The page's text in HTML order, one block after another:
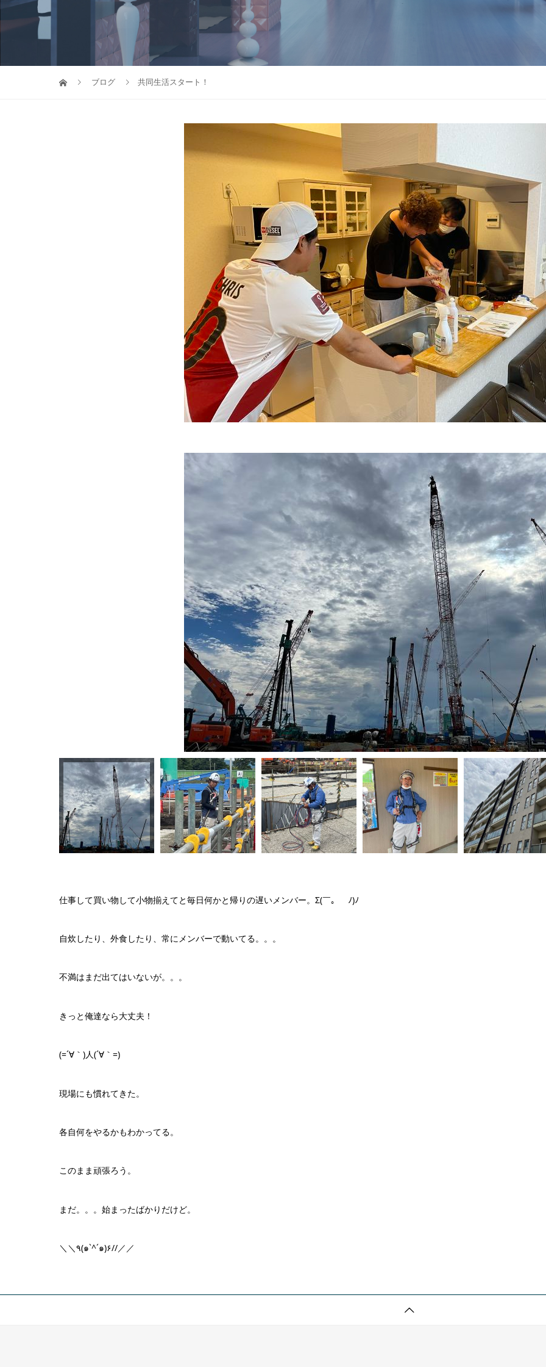
ブログ 共同生活スタート！
仕事して買い物して小物揃えてと毎日何かと帰りの遅いメンバー。Σ(￣。￣ﾉ)ﾉ
自炊したり、外食したり、常にメンバーで動いてる。。。
不満はまだ出てはいないが。。。
きっと俺達なら大丈夫！
(=´∀｀)人(´∀｀=)
現場にも慣れてきた。
各自何をやるかもわかってる。
このまま頑張ろう。
まだ。。。始まったばかりだけど。
＼＼٩(๑`^´๑)۶//／／